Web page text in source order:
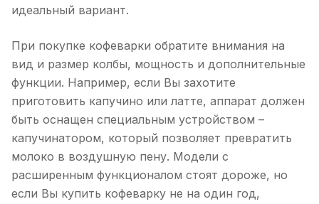
идеальный вариант.
При покупке кофеварки обратите внимания на
вид и размер колбы, мощность и дополнительные
функции. Например, если Вы захотите
приготовить капучино или латте, аппарат должен
быть оснащен специальным устройством –
капучинатором, который позволяет превратить
молоко в воздушную пену. Модели с
расширенным функционалом стоят дороже, но
если Вы купить кофеварку не на один год,